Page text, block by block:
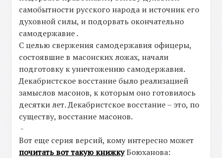
самобытности русского народа и источник его
духовной силы, и подорвать окончательно
самодержавие .
С целью свержения самодержавия офицеры,
состоявшие в масонских ложах, начали
подготовку к уничтожению самодержавия.
Декабристское восстание было реализацией
замыслов масонов, к которым оно готовилось
десятки лет. Декабристское восстание – это, по
существу, восстание масонов.
-
Вот еще серия версий, кому интересно может
почитать вот такую книжкуБоюханова: